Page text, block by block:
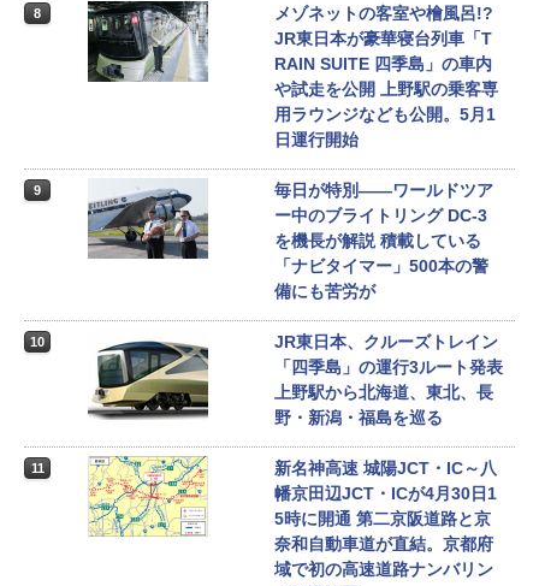
8
メゾネットの客室や檜風呂!?
JR東日本が豪華寝台列車「T
RAIN SUITE 四季島」の車内
や試走を公開 上野駅の乗客専
用ラウンジなども公開。5月1
日運行開始
9
毎日が特別――ワールドツア
ー中のブライトリング DC-3
を機長が解説 積載している
「ナビタイマー」500本の警
備にも苦労が
10
JR東日本、クルーズトレイン
「四季島」の運行3ルート発表
上野駅から北海道、東北、長
野・新潟・福島を巡る
11
新名神高速 城陽JCT・IC～八
幡京田辺JCT・ICが4月30日1
5時に開通 第二京阪道路と京
奈和自動車道が直結。京都府
域で初の高速道路ナンバリン